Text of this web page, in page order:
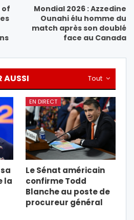
of
Mondial 2026 : Azzedine
Ounahi élu homme du
match après son doublé
face au Canada
Tout
AUSSI
la
EN DIRECT
Le Sénat américain
confirme Todd
Blanche au poste de
procureur général